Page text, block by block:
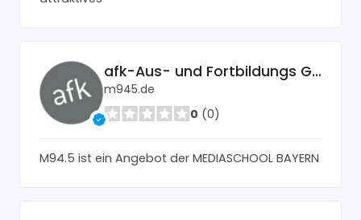
afk-Aus- und Fortbildungs GmbH für elektronische Medien
m945.de
0 (0)
M94.5 ist ein Angebot der MEDIASCHOOL BAYERN